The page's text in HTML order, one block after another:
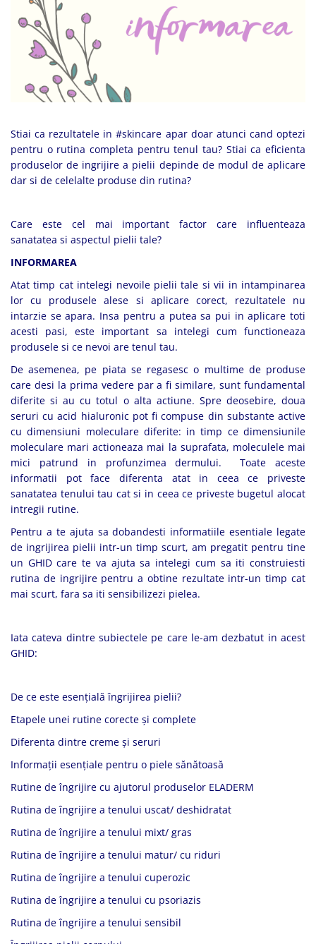
Produse pentru curatare
Creme Emoliente
Creme cu Uree
Produse pentru pete pigmentare
Evidence skincare
Stiai ca rezultatele in #skincare apar doar atunci cand optezi
pentru o rutina completa pentru tenul tau? Stiai ca eficienta
produselor de ingrijire a pielii depinde de modul de aplicare
dar si de celelalte produse din rutina?
Care este cel mai important factor care influenteaza
sanatatea si aspectul pielii tale?
INFORMAREA
Atat timp cat intelegi nevoile pielii tale si vii in intampinarea
lor cu produsele alese si aplicare corect, rezultatele nu
intarzie se apara. Insa pentru a putea sa pui in aplicare toti
acesti pasi, este important sa intelegi cum functioneaza
produsele si ce nevoi are tenul tau.
De asemenea, pe piata se regasesc o multime de produse
care desi la prima vedere par a fi similare, sunt fundamental
diferite si au cu totul o alta actiune. Spre deosebire, doua
seruri cu acid hialuronic pot fi compuse din substante active
cu dimensiuni moleculare diferite: in timp ce dimensiunile
moleculare mari actioneaza mai la suprafata, moleculele mai
mici patrund in profunzimea dermului. Toate aceste
informatii pot face diferenta atat in ceea ce priveste
sanatatea tenului tau cat si in ceea ce priveste bugetul alocat
intregii rutine.
Pentru a te ajuta sa dobandesti informatiile esentiale legate
de ingrijirea pielii intr-un timp scurt, am pregatit pentru tine
un GHID care te va ajuta sa intelegi cum sa iti construiesti
rutina de ingrijire pentru a obtine rezultate intr-un timp cat
mai scurt, fara sa iti sensibilizezi pielea.
Iata cateva dintre subiectele pe care le-am dezbatut in acest
GHID:
De ce este esențială îngrijirea pielii?
Etapele unei rutine corecte și complete
Diferenta dintre creme și seruri
Informații esențiale pentru o piele sănătoasă
Rutine de îngrijire cu ajutorul produselor ELADERM
Rutina de îngrijire a tenului uscat/ deshidratat
Rutina de îngrijire a tenului mixt/ gras
Rutina de îngrijire a tenului matur/ cu riduri
Rutina de îngrijire a tenului cuperozic
Rutina de îngrijire a tenului cu psoriazis
Rutina de îngrijire a tenului sensibil